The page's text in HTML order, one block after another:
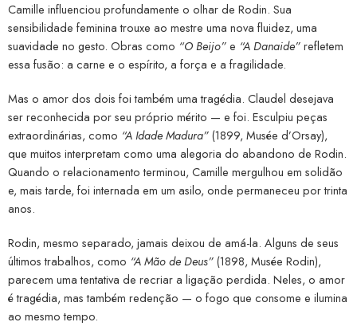
Camille influenciou profundamente o olhar de Rodin. Sua
sensibilidade feminina trouxe ao mestre uma nova fluidez, uma
suavidade no gesto. Obras como “O Beijo”e “A Danaide”refletem
essa fusão: a carne e o espírito, a força e a fragilidade.
Mas o amor dos dois foi também uma tragédia. Claudel desejava
ser reconhecida por seu próprio mérito — e foi. Esculpiu peças
extraordinárias, como “A Idade Madura”(1899, Musée d’Orsay),
que muitos interpretam como uma alegoria do abandono de Rodin.
Quando o relacionamento terminou, Camille mergulhou em solidão
e, mais tarde, foi internada em um asilo, onde permaneceu por trinta
anos.
Rodin, mesmo separado, jamais deixou de amá-la. Alguns de seus
últimos trabalhos, como “A Mão de Deus”(1898, Musée Rodin),
parecem uma tentativa de recriar a ligação perdida. Neles, o amor
é tragédia, mas também redenção — o fogo que consome e ilumina
ao mesmo tempo.